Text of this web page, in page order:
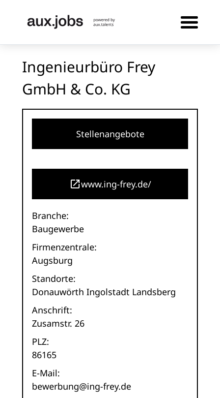
Ingenieurbüro Frey
GmbH & Co. KG
Stellenangebote
www.ing-frey.de/
Branche:
Baugewerbe
Firmenzentrale:
Augsburg
Standorte:
Donauwörth Ingolstadt Landsberg
Anschrift:
Zusamstr. 26
PLZ:
86165
E-Mail:
bewerbung@ing-frey.de